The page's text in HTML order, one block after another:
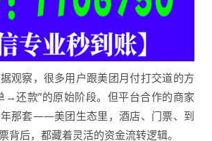
观察，很多用户跟美团月付打交道的方
→还款”的原始阶段。但平台合作的商家
那套——美团生态里，酒店、门票、到
背后，都藏着灵活的资金流转逻辑。